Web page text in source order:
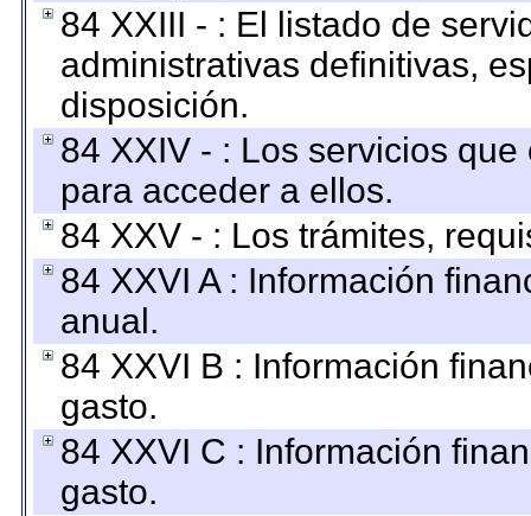
84 XXIII - : El listado de
administrativas definitivas,
disposición.
84 XXIV - : Los servicios
para acceder a ellos.
84 XXV - : Los trámites,
84 XXVI A : Información
anual.
84 XXVI B : Información
gasto.
84 XXVI C : Información
gasto.